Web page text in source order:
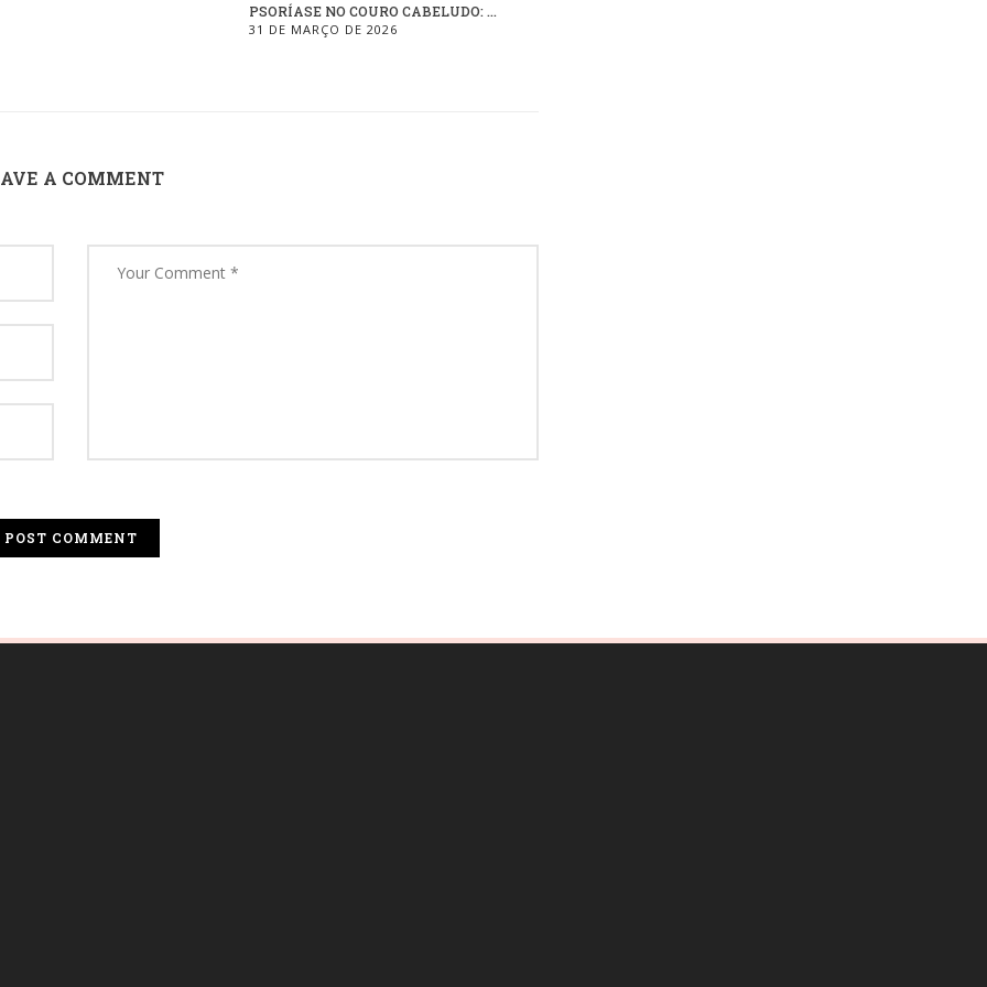
PSORÍASE NO COURO CABELUDO: ...
31 DE MARÇO DE 2026
A COMMENT